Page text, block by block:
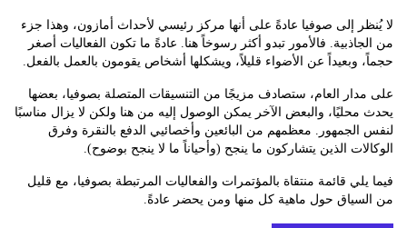
إلى صوفيا عادةً على أنها مركز رئيسي لأحداث أمازون، وهذا جزء
فالأمور تبدو أكثر رسوخاً هنا. عادةً ما تكون الفعاليات أصغر
وبعيداً عن الأضواء قليلاً، ويشكلها أشخاص يقومون بالعمل بالفعل.
العام، ستصادف مزيجًا من التنسيقات المتصلة بصوفيا، بعضها
والبعض الآخر يمكن الوصول إليه من هنا ولكن لا يزال مناسبًا
معظمهم من البائعين وأخصائيي الدفع بالنقرة وفرق
الذين يتشاركون ما ينجح (وأحياناً ما لا ينجح بوضوح).
قائمة منتقاة بالمؤتمرات والفعاليات المرتبطة بصوفيا، مع قليل
حول ماهية كل منها ومن يحضر عادةً.